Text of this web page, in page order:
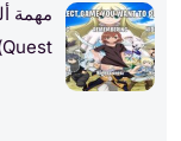
Quest)